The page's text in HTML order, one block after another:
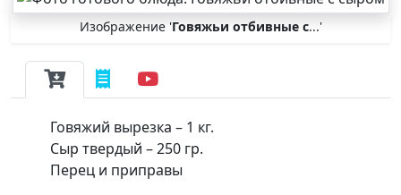
Изображение 'Говяжьи отбивные с...'
Говяжий вырезка – 1 кг.
Сыр твердый – 250 гр.
Перец и приправы